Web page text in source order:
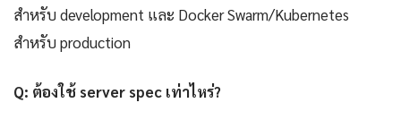
สำหรับ development และ Docker Swarm/Kubernetes
สำหรับ production
Q: ต้องใช้ server spec เท่าไหร่?